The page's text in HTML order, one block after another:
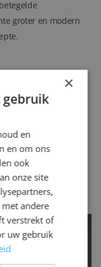
groter en modern
kleine badkamer
×
gebruik
en
en om ons
ook
onze site
andere
verstrekt of
uw gebruik